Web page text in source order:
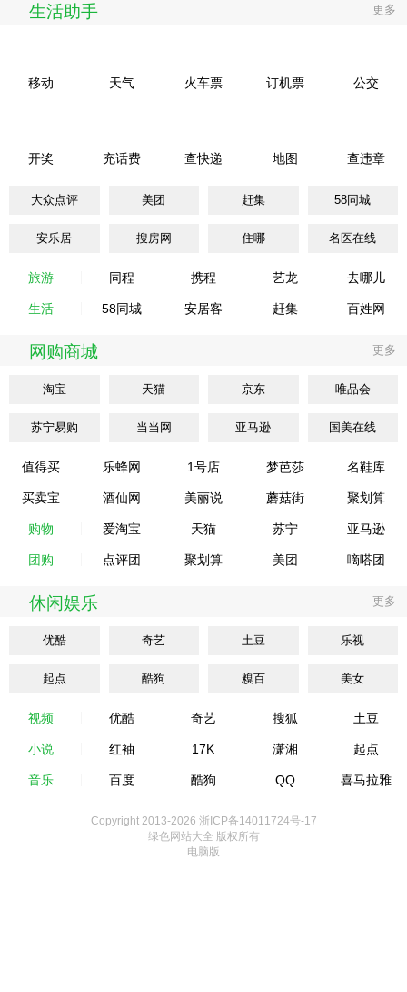
生活助手 更多
移动 天气 火车票 订机票 公交
开奖 充话费 查快递 地图 查违章
大众点评 美团 赶集 58同城
安乐居 搜房网 住哪 名医在线
旅游 同程 携程 艺龙 去哪儿
生活 58同城 安居客 赶集 百姓网
网购商城 更多
淘宝 天猫 京东 唯品会
苏宁易购 当当网 亚马逊 国美在线
值得买 乐蜂网 1号店 梦芭莎 名鞋库
买卖宝 酒仙网 美丽说 蘑菇街 聚划算
购物 爱淘宝 天猫 苏宁 亚马逊
团购 点评团 聚划算 美团 嘀嗒团
休闲娱乐 更多
优酷 奇艺 土豆 乐视
起点 酷狗 糗百 美女
视频 优酷 奇艺 搜狐 土豆
小说 红袖 17K 潇湘 起点
音乐 百度 酷狗 QQ 喜马拉雅
Copyright 2013-2026 浙ICP备14011724号-17
绿色网站大全 版权所有
电脑版